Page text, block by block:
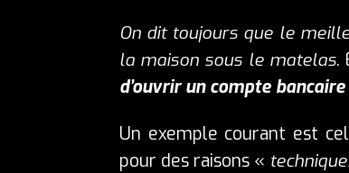
On dit toujours que le
la maison sous le matelas.
d’ouvrir un compte
Un exemple courant est
pour des raisons «